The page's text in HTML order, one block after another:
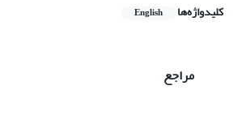
کلیدواژه‌ها English
مراجع